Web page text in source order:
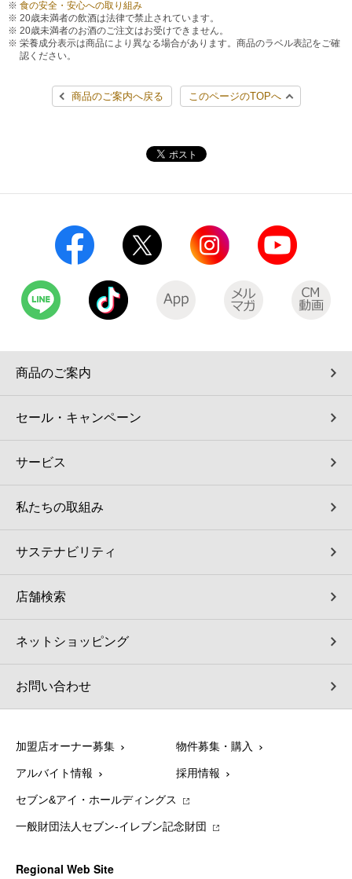
食の安全・安心への取り組み
20歳未満者の飲酒は法律で禁止されています。
20歳未満者のお酒のご注文はお受けできません。
栄養成分表示は商品により異なる場合があります。商品のラベル表記をご確
認ください。
商品のご案内へ戻る このページのTOPへ
商品のご案内
セール・キャンペーン
サービス
私たちの取組み
サステナビリティ
店舗検索
ネットショッピング
お問い合わせ
加盟店オーナー募集 物件募集・購入
アルバイト情報 採用情報
セブン&アイ・ホールディングス
一般財団法人セブン-イレブン記念財団
Regional Web Site